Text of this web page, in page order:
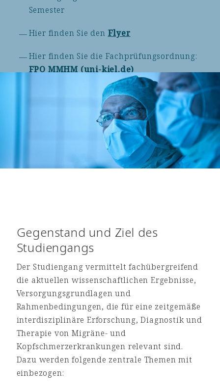
Semester
Hier finden Sie den Flyer
Hier finden Sie die Fachprüfungsordnung:
FPO MMHM (uni-kiel.de)
Gegenstand und Ziel des
Studiengangs
Der Studiengang vermittelt fachübergreifend
die aktuellen wissenschaftlichen Ergebnisse,
Versorgungsgrundlagen und
Rahmenbedingungen, die für eine zeitgemäße
interdisziplinäre Erforschung, Diagnostik und
Therapie von Migräne- und
Kopfschmerzerkrankungen relevant sind.
Dazu werden folgende zentrale Themen mit
einbezogen: